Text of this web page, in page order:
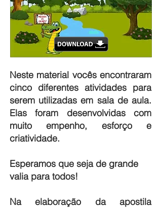
Neste material vocês encontraram
cinco diferentes atividades para
serem utilizadas em sala de aula.
Elas foram desenvolvidas com
muito empenho, esforço e
criatividade.
Esperamos que seja de grande
valia para todos!
Na elaboração da apostila